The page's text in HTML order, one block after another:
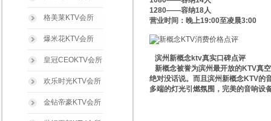
1280——容纳18人
营业时间：晚上19:00至凌晨3:00
滨州新概念ktv真实口碑点评
新概念被誉为滨州最开放的KTV真
绝对没话说。而且滨州新概念KTV的
多端的灯光引燃氛围，完美的音响设
格美莱KTV会所
爆米花KTV会所
皇冠CEOKTV会所
欢乐时光KTV会所
金钻帝豪KTV会所